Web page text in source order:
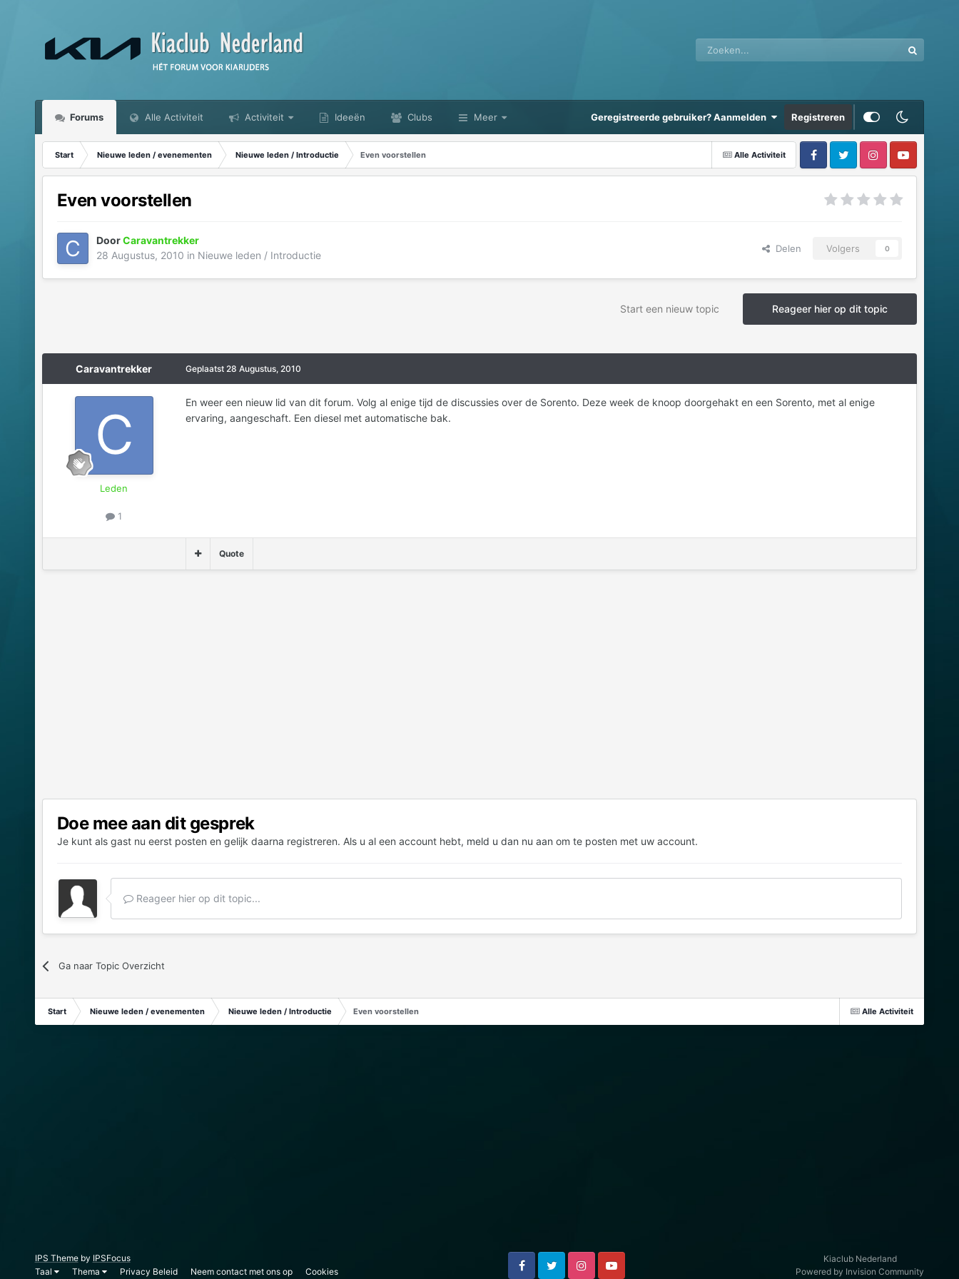
Forums Alle Activiteit Activiteit Ideeën Clubs Meer Geregistreerde gebruiker? Aanmelden Registreren
Alle Activiteit
Start Nieuwe leden / evenementen Nieuwe leden / Introductie Even voorstellen
Even voorstellen
DoorCaravantrekker
28 Augustus, 2010 in Nieuwe leden / Introductie
Delen Volgers 0
Reageer hier op dit topic
Start een nieuw topic
Caravantrekker
Leden
1
Geplaatst 28 Augustus, 2010
En weer een nieuw lid van dit forum. Volg al enige tijd de discussies over de Sorento. Deze week de knoop doorgehakt en een Sorento, met al enige
ervaring, aangeschaft. Een diesel met automatische bak.
Quote
Doe mee aan dit gesprek
Je kunt als gast nu eerst posten en gelijk daarna registreren. Als u al een account hebt, meld u dan nu aan om te posten met uw account.
Reageer hier op dit topic...
Ga naar Topic Overzicht
Alle Activiteit
Start Nieuwe leden / evenementen Nieuwe leden / Introductie Even voorstellen
IPS Themeby IPSFocus
Taal
Thema Privacy Beleid Neem contact met ons op Cookies
Kiaclub Nederland
Powered by Invision Community